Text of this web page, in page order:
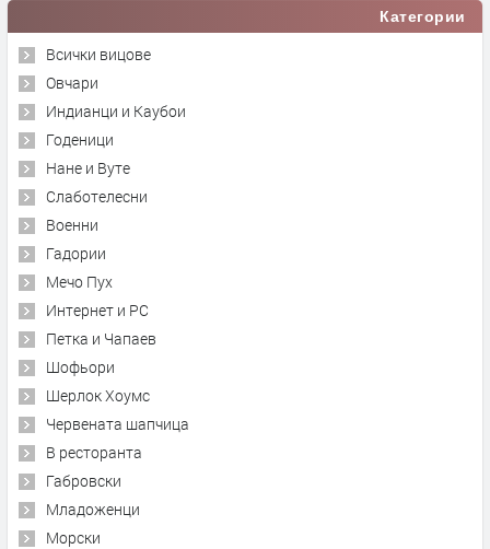
Категории
Всички вицове
Овчари
Индианци и Каубои
Годеници
Нане и Вуте
Слаботелесни
Военни
Гадории
Мечо Пух
Интернет и PC
Петка и Чапаев
Шофьори
Шерлок Хоумс
Червената шапчица
В ресторанта
Габровски
Младоженци
Морски